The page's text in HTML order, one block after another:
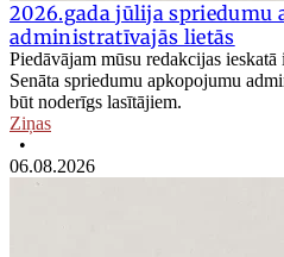
2026.gada jūlija spriedumu
administratīvajās lietās
Piedāvājam mūsu redakcijas
Senāta spriedumu apkopojumu
būt noderīgs lasītājiem.
Ziņas
•
06.08.2026